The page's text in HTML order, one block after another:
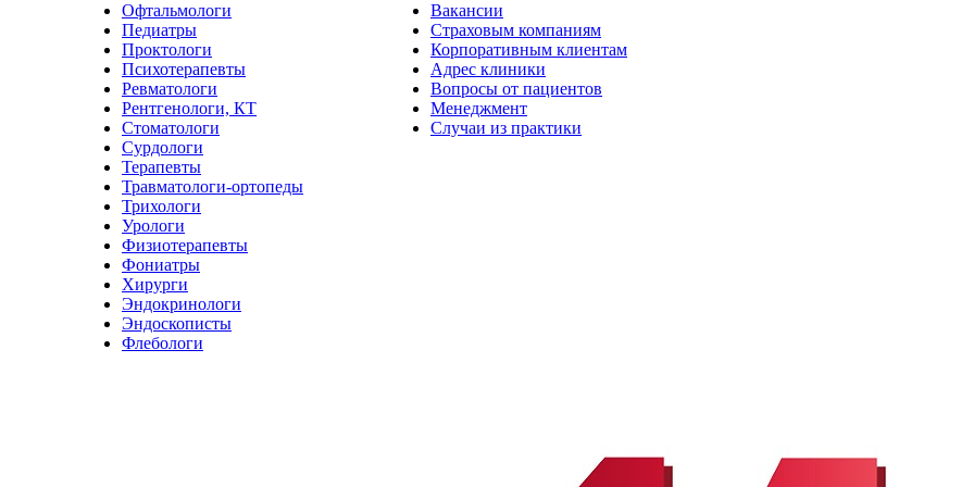
Офтальмологи
Педиатры
Проктологи
Психотерапевты
Ревматологи
Рентгенологи, КТ
Стоматологи
Сурдологи
Терапевты
Травматологи-ортопеды
Трихологи
Урологи
Физиотерапевты
Фониатры
Хирурги
Эндокринологи
Эндоскописты
Флебологи
Вакансии
Страховым компаниям
Корпоративным клиентам
Адрес клиники
Вопросы от пациентов
Менеджмент
Случаи из практики